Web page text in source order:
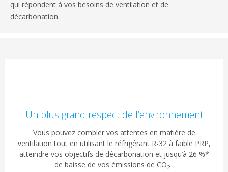
qui répondent à vos besoins de ventilation et de
décarbonation.
Un plus grand respect de l’environnement
Vous pouvez combler vos attentes en matière de
ventilation tout en utilisant le réfrigérant R-32 à faible PRP,
atteindre vos objectifs de décarbonation et jusqu’à 26 %*
de baisse de vos émissions de CO2 .